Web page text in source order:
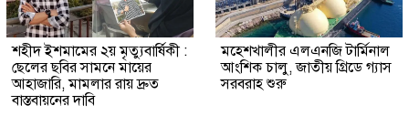
শহীদ ইশমামের ২য় মৃত্যুবার্ষিকী :
ছেলের ছবির সামনে মায়ের
আহাজারি, মামলার রায় দ্রুত
বাস্তবায়নের দাবি
মহেশখালীর এলএনজি টার্মিনাল
আংশিক চালু, জাতীয় গ্রিডে গ্যাস
সরবরাহ শুরু